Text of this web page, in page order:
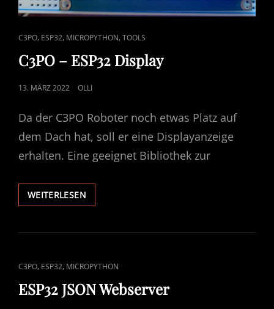
CAT
LINKS
C3PO, ESP32, MICROPYTHON,TOOLS
C3PO – ESP32 Display
POSTED
13. MÄRZ 2022 OLLI
Da der C3PO Roboter noch etwas Platz auf
dem Dach hat, soll er eine Displayanzeige
erhalten. Eine geeignet Bibliothek zur
WEITERLESENC3PO
–
DISPLAY
CAT
LINKS
C3PO, ESP32, MICROPYTHON
ESP32 JSON Webserver